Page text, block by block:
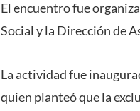
El encuentro fue
Social y la Dirección de
La actividad fue
quien planteó que la